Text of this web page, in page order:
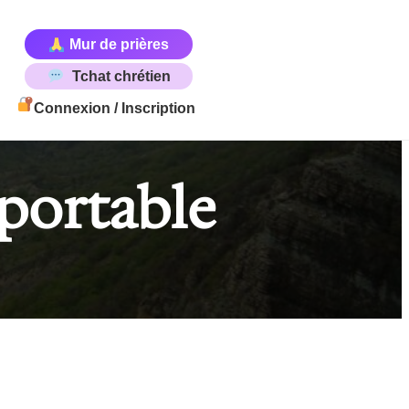
Mur de prières
Tchat chrétien
Connexion / Inscription